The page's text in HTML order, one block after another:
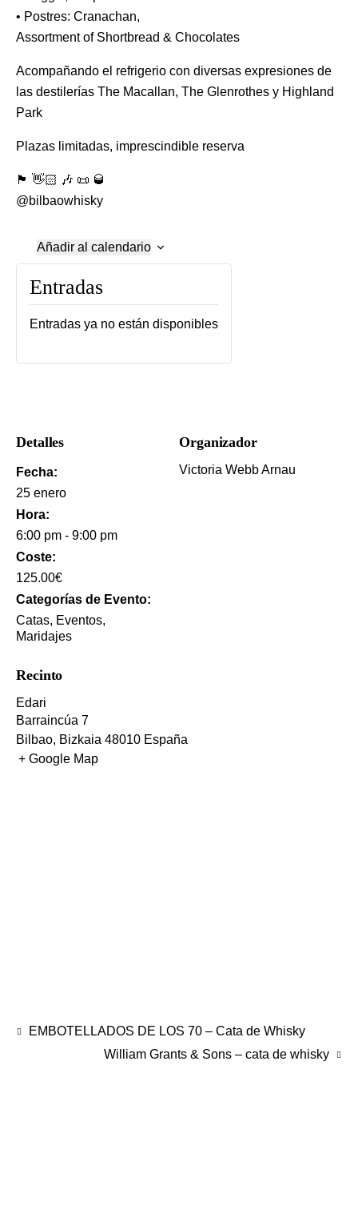
• Postres: Cranachan,
Assortment of Shortbread & Chocolates
Acompañando el refrigerio con diversas expresiones de
las destilerías The Macallan, The Glenrothes y Highland
Park
Plazas limitadas, imprescindible reserva
🏴󠁧󠁢󠁳󠁣󠁴󠁿 👋🏻 🎶 📜 🥃
@bilbaowhisky
Añadir al calendario
Detalles
Fecha:
25 enero
Hora:
6:00 pm - 9:00 pm
Coste:
125.00€
Categorías de Evento:
Catas, Eventos,
Maridajes
Organizador
Victoria Webb Arnau
Recinto
Edari
Barraincúa 7
Bilbao, Bizkaia 48010 España
+ Google Map
Entradas
Entradas ya no están disponibles
EMBOTELLADOS DE LOS 70 – Cata de Whisky
William Grants & Sons – cata de whisky